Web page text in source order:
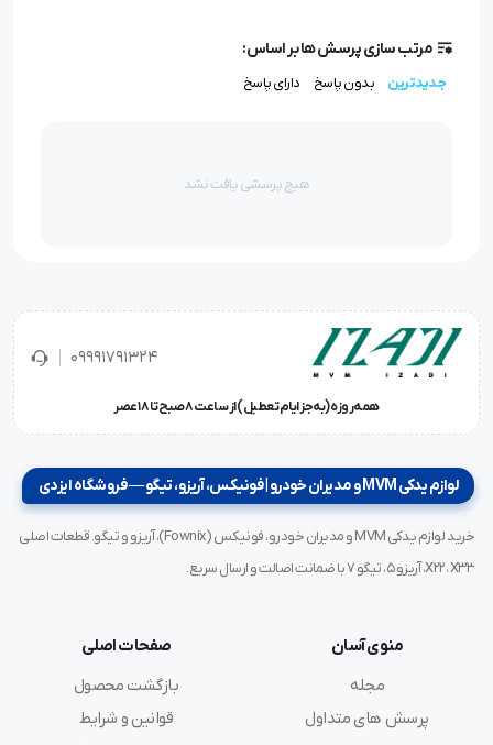
مرتب سازی پرسش ها بر اساس:
جدیدترین بدون پاسخ دارای پاسخ
هیچ پرسشی یافت نشد
09991791324
همه‌روزه (به‌جز ایام تعطیل) از ساعت ۸ صبح تا ۱۸ عصر
لوازم یدکی MVM و مدیران خودرو | فونیکس، آریزو، تیگو — فروشگاه ایزدی
خرید لوازم یدکی MVM و مدیران خودرو، فونیکس (Fownix)، آریزو و تیگو. قطعات اصلی
X22، X33، آریزو ۵، تیگو ۷ با ضمانت اصالت و ارسال سریع.
منوی آسان
مجله
پرسش های متداول
صفحات اصلی
بازگشت محصول
قوانین و شرایط